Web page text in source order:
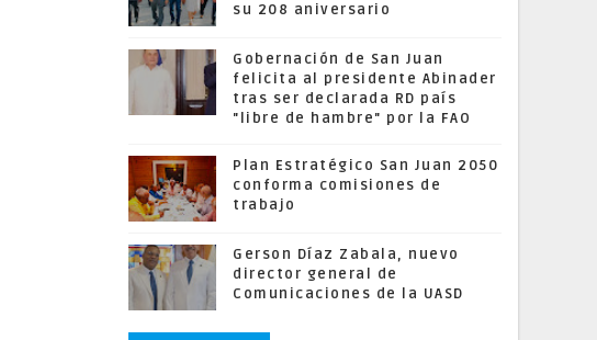
su 208 aniversario
Gobernación de San Juan
felicita al presidente Abinader
tras ser declarada RD país
"libre de hambre" por la FAO
Plan Estratégico San Juan 2050
conforma comisiones de
trabajo
Gerson Díaz Zabala, nuevo
director general de
Comunicaciones de la UASD